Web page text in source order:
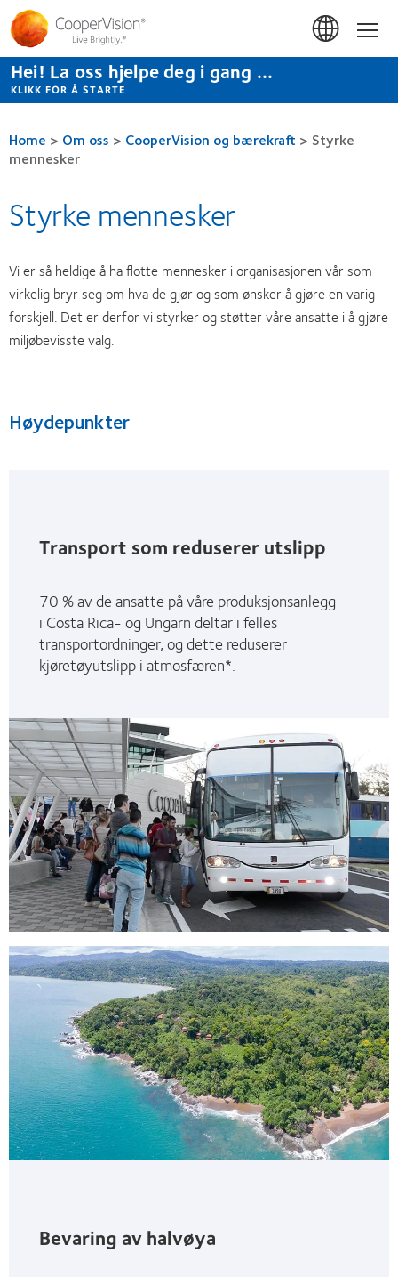
Hopp
hovedinnhold
Hei! La oss hjelpe deg i gang ...
KLIKK FOR Å STARTE
Home > Om oss > CooperVision og bærekraft > Styrke
mennesker
Styrke mennesker
Vi er så heldige å ha flotte mennesker i organisasjonen vår som
virkelig bryr seg om hva de gjør og som ønsker å gjøre en varig
forskjell. Det er derfor vi styrker og støtter våre ansatte i å gjøre
miljøbevisste valg.
Høydepunkter
Transport som reduserer utslipp
70 % av de ansatte på våre produksjonsanlegg
i Costa Rica- og Ungarn deltar i felles
transportordninger, og dette reduserer
kjøretøyutslipp i atmosfæren*.
Bevaring av halvøya